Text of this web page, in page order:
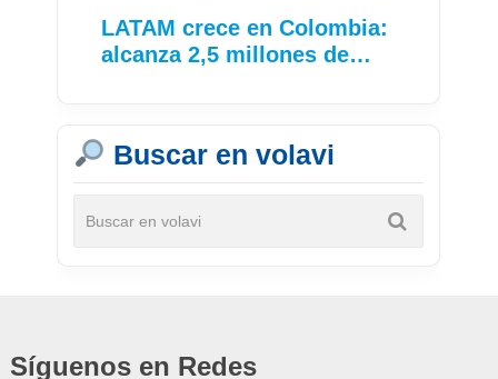
LATAM crece en Colombia:
alcanza 2,5 millones de…
Buscar en volavi
Síguenos en Redes